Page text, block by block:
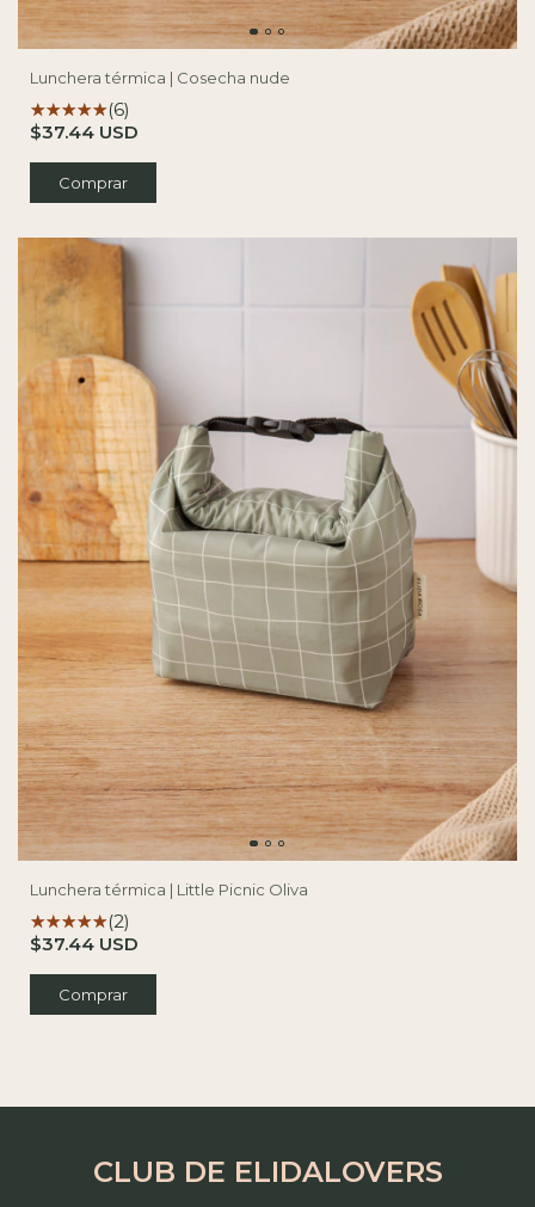
Lunchera térmica | Cosecha nude
(6)
$37.44 USD
Lunchera térmica | Little Picnic Oliva
(2)
$37.44 USD
CLUB DE ELIDALOVERS